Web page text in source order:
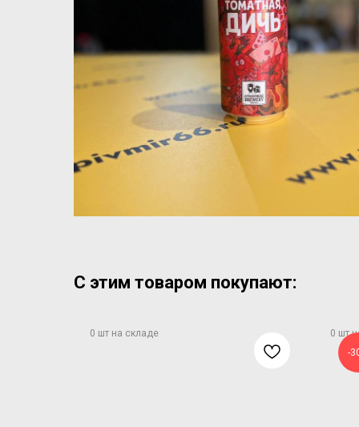
С этим товаром покупают:
-